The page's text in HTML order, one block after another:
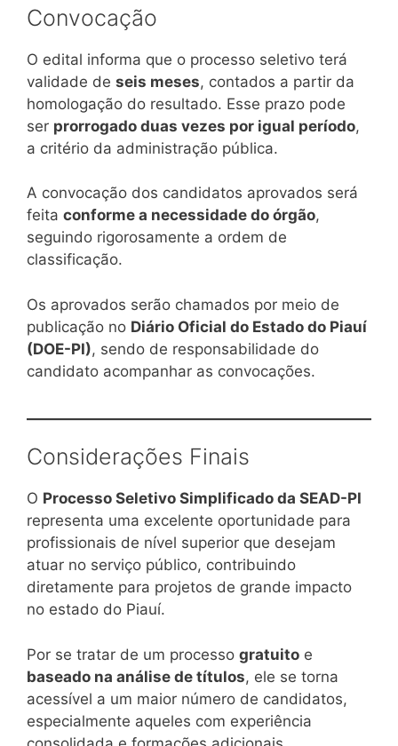
Convocação
O edital informa que o processo seletivo terá
validade de seis meses, contados a partir da
homologação do resultado. Esse prazo pode
ser prorrogado duas vezes por igual período,
a critério da administração pública.
A convocação dos candidatos aprovados será
feita conforme a necessidade do órgão,
seguindo rigorosamente a ordem de
classificação.
Os aprovados serão chamados por meio de
publicação no Diário Oficial do Estado do Piauí
(DOE-PI), sendo de responsabilidade do
candidato acompanhar as convocações.
Considerações Finais
O Processo Seletivo Simplificado da SEAD-PI
representa uma excelente oportunidade para
profissionais de nível superior que desejam
atuar no serviço público, contribuindo
diretamente para projetos de grande impacto
no estado do Piauí.
Por se tratar de um processo gratuito e
baseado na análise de títulos, ele se torna
acessível a um maior número de candidatos,
especialmente aqueles com experiência